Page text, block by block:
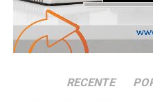
Ele, porém, foi
também atacante
gols na derrota por 6 a 4
(Estados Unidos), na
mexicana encara a
(11), às 18h, em Miami
Falta de
RECENTE